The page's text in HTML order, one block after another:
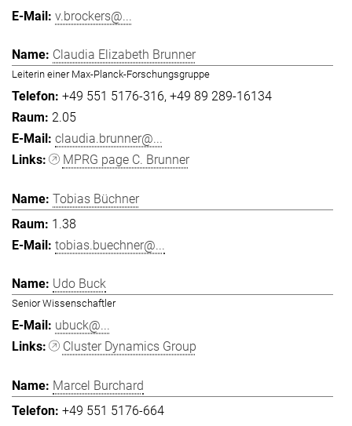
v.brockers@...
Claudia Elizabeth Brunner
Leiterin einer Max-Planck-Forschungsgruppe
+49 551 5176-316 +49 89 289-16134
2.05
claudia.brunner@...
MPRG page C. Brunner
Tobias Büchner
1.38
tobias.buechner@...
Udo Buck
Senior Wissenschaftler
ubuck@...
Cluster Dynamics Group
Marcel Burchard
+49 551 5176-664